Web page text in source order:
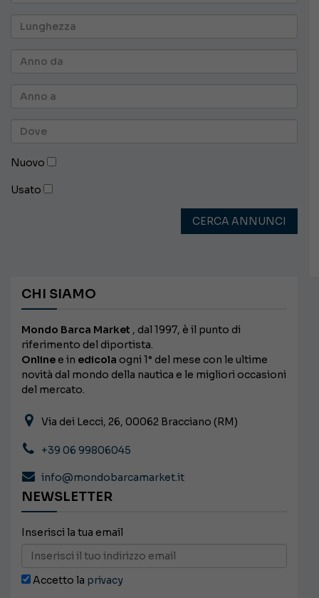
Nuovo
Usato
CERCA ANNUNCI
CHI SIAMO
Mondo Barca Market , dal 1997, è il punto di
riferimento del diportista.
Online e in edicola ogni 1° del mese con le ultime
novità dal mondo della nautica e le migliori occasioni
del mercato.
Via dei Lecci, 26, 00062 Bracciano (RM)
+39 06 99806045
info@mondobarcamarket.it
NEWSLETTER
Inserisci la tua email
Accetto la privacy